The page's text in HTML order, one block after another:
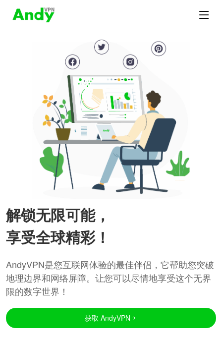
解锁无限可能，
享受全球精彩！
AndyVPN是您互联网体验的最佳伴侣，它帮助您突破
地理边界和网络屏障。让您可以尽情地享受这个无界
限的数字世界！
获取 AndyVPN